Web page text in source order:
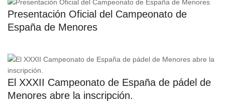
Presentación Oficial del Campeonato de
España de Menores
El XXXII Campeonato de España de pádel de
Menores abre la inscripción.